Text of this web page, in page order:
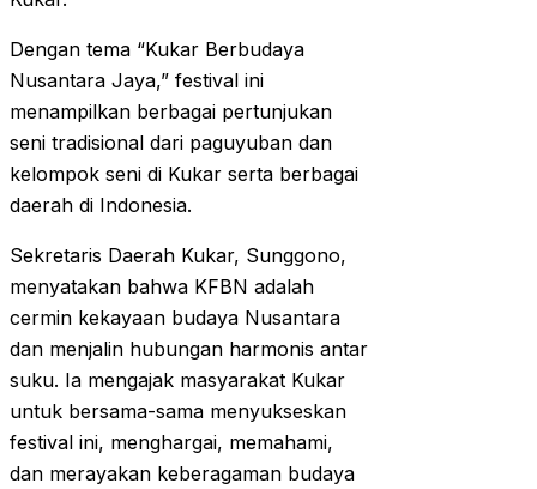
Dengan tema “Kukar Berbudaya
Nusantara Jaya,” festival ini
menampilkan berbagai pertunjukan
seni tradisional dari paguyuban dan
kelompok seni di Kukar serta berbagai
daerah di Indonesia.
Sekretaris Daerah Kukar, Sunggono,
menyatakan bahwa KFBN adalah
cermin kekayaan budaya Nusantara
dan menjalin hubungan harmonis antar
suku. Ia mengajak masyarakat Kukar
untuk bersama-sama menyukseskan
festival ini, menghargai, memahami,
dan merayakan keberagaman budaya